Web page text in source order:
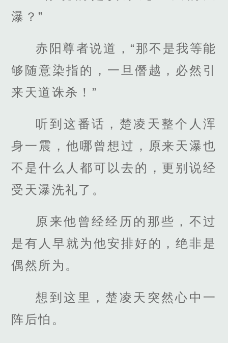
瀑？”
赤阳尊者说道，“那不是我等能
够随意染指的，一旦僭越，必然引
来天道诛杀！”
听到这番话，楚凌天整个人浑
身一震，他哪曾想过，原来天瀑也
不是什么人都可以去的，更别说经
受天瀑洗礼了。
原来他曾经经历的那些，不过
是有人早就为他安排好的，绝非是
偶然所为。
想到这里，楚凌天突然心中一
阵后怕。